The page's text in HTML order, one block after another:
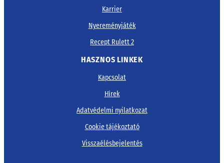
Karrier
Nyereményjáték
Recept Rulett 2
HASZNOS LINKEK
Kapcsolat
Hírek
Adatvédelmi nyilatkozat
Cookie tájékoztató
Visszaélésbejelentés